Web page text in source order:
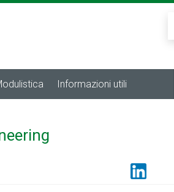
Informazioni utili